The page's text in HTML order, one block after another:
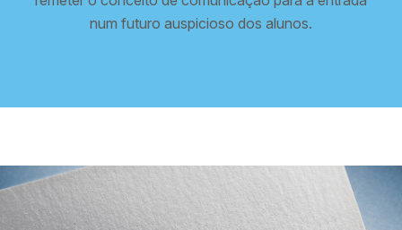
num futuro auspicioso dos alunos.